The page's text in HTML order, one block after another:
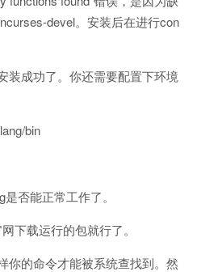
devel。安装后在进行con
装成功了。你还需要配置下环境
bin
否能正常工作了。
下载运行的包就行了。
你的命令才能被系统查找到。然